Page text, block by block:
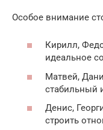
Особое внимание
Кирилл,
идеальное
Матвей,
стабильный
Денис,
строить